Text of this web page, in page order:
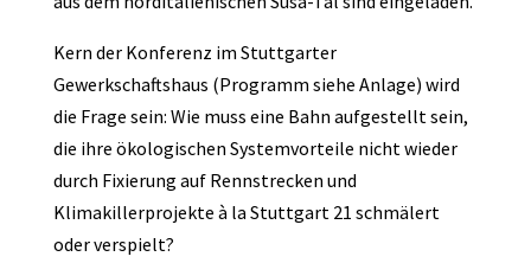
Kern der Konferenz im Stuttgarter
Gewerkschaftshaus (Programm siehe Anlage) wird
die Frage sein: Wie muss eine Bahn aufgestellt sein,
die ihre ökologischen Systemvorteile nicht wieder
durch Fixierung auf Rennstrecken und
Klimakillerprojekte à la Stuttgart 21 schmälert
oder verspielt?